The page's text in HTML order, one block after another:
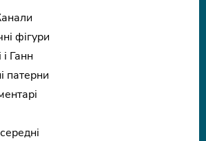
фігури
Ганн
патерни